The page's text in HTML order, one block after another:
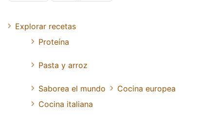
Explorar recetas
Proteína
Pasta y arroz
Saborea el mundo
Cocina europea
Cocina italiana